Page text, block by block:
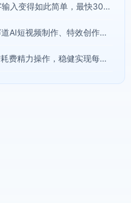
通义千问输入法来了！让文字输入变得如此简单，最快300字/分，AI自动润色，说话秒变工整文字
AI视频全能大师实战课｜全赛道AI短视频制作、特效创作、场景变现零基础全套教程
爆款Ai项目，月化过万，无需耗费精力操作，稳健实现每月增收